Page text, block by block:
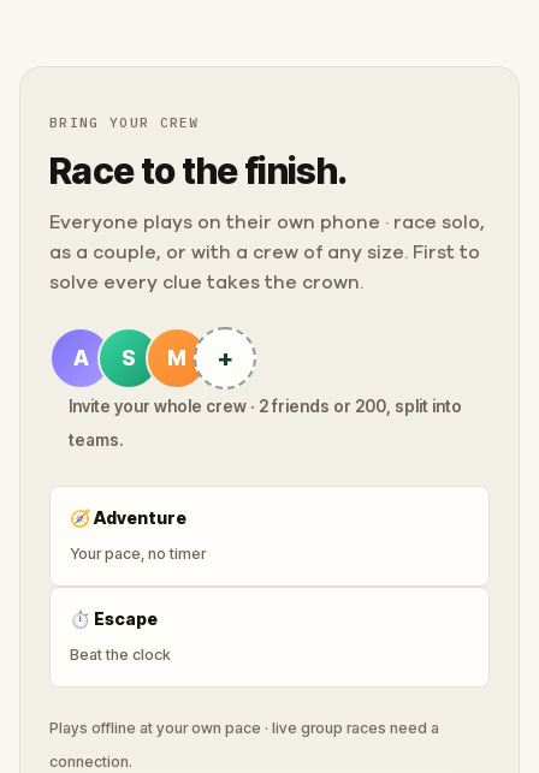
BRING YOUR CREW
Race to the finish.
Everyone plays on their own phone · race solo,
as a couple, or with a crew of any size. First to
solve every clue takes the crown.
A S M +
Invite your whole crew · 2 friends or 200, split into
teams.
🧭Adventure
Your pace, no timer
⏱ Escape
Beat the clock
Plays offline at your own pace · live group races need a
connection.